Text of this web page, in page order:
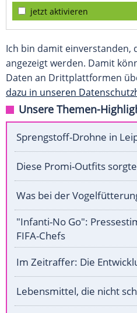
jetzt aktivieren
Ich bin damit einverstanden,
angezeigt werden. Damit
Daten an Drittplattformen
dazu in unseren
Unsere Themen-
Sprengstoff-Drohne in
Diese Promi-Outfits
Was bei der
"Infanti-No Go":
FIFA-Chefs
Im Zeitraffer: Die
Lebensmittel, die nicht